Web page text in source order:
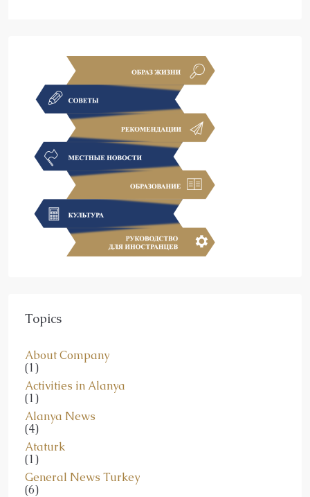
Topics
About Company
(1)
Activities in Alanya
(1)
Alanya News
(4)
Ataturk
(1)
General News Turkey
(6)